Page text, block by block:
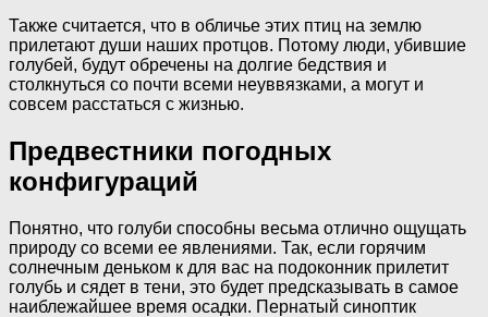
Также считается, что в обличье этих птиц на землю
прилетают души наших протцов. Потому люди, убившие
голубей, будут обречены на долгие бедствия и
столкнуться со почти всеми неуввязками, а могут и
совсем расстаться с жизнью.
Предвестники погодных
конфигураций
Понятно, что голуби способны весьма отлично ощущать
природу со всеми ее явлениями. Так, если горячим
солнечным деньком к для вас на подоконник прилетит
голубь и сядет в тени, это будет предсказывать в самое
наиблежайшее время осадки. Пернатый синоптик